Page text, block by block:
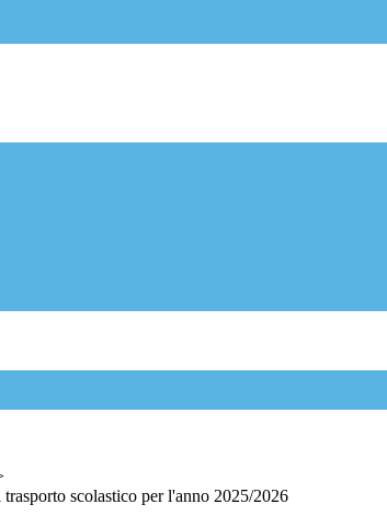
scolastico per l'anno 2025/2026